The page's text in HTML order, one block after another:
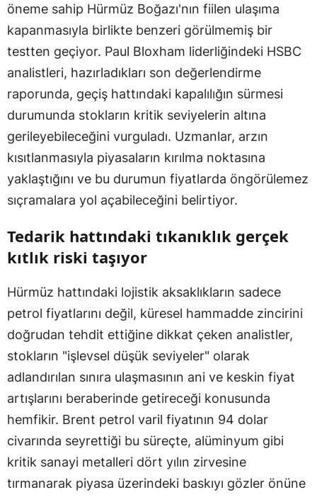
öneme sahip Hürmüz Boğazı'nın fiilen ulaşıma
kapanmasıyla birlikte benzeri görülmemiş bir
testten geçiyor. Paul Bloxham liderliğindeki HSBC
analistleri, hazırladıkları son değerlendirme
raporunda, geçiş hattındaki kapalılığın sürmesi
durumunda stokların kritik seviyelerin altına
gerileyebileceğini vurguladı. Uzmanlar, arzın
kısıtlanmasıyla piyasaların kırılma noktasına
yaklaştığını ve bu durumun fiyatlarda öngörülemez
sıçramalara yol açabileceğini belirtiyor.
Tedarik hattındaki tıkanıklık gerçek
kıtlık riski taşıyor
Hürmüz hattındaki lojistik aksaklıkların sadece
petrol fiyatlarını değil, küresel hammadde zincirini
doğrudan tehdit ettiğine dikkat çeken analistler,
stokların "işlevsel düşük seviyeler" olarak
adlandırılan sınıra ulaşmasının ani ve keskin fiyat
artışlarını beraberinde getireceği konusunda
hemfikir. Brent petrol varil fiyatının 94 dolar
civarında seyrettiği bu süreçte, alüminyum gibi
kritik sanayi metalleri dört yılın zirvesine
tırmanarak piyasa üzerindeki baskıyı gözler önüne